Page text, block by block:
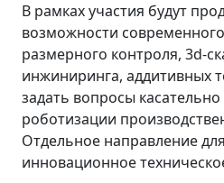
В рамках участия будут
возможности
размерного контроля, 3d-
инжиниринга, аддитивных
задать вопросы
роботизации
Отдельное направление
инновационное